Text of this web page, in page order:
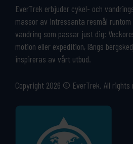
EverTrek erbjuder cykel- och
massor av intressanta resmål
vandring som passar just dig:
motion eller expedition, längs
inspireras av vårt utbud.
Copyright 2026 © EverTrek. All rights